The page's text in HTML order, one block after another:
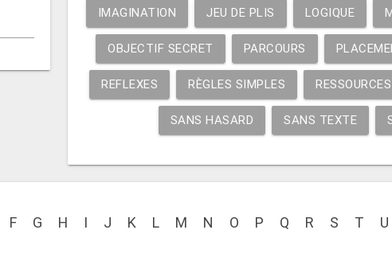
IMAGINATION JEU DE PLIS LOGIQUE
OBJECTIF SECRET PARCOURS
REFLEXES RÈGLES SIMPLES RESSOURCES
SANS HASARD SANS TEXTE
F G H I J K L M N O P Q R S T U